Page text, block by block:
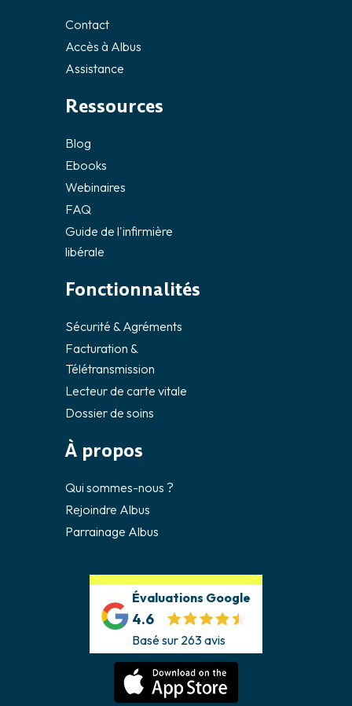
À propos
Qui sommes-nous ?
Rejoindre Albus
Parrainage Albus
Fonctionnalités
Sécurité & Agréments
Facturation &
Télétransmission
Lecteur de carte vitale
Dossier de soins
Ressources
Blog
Ebooks
Webinaires
FAQ
Guide de l'infirmière
libérale
Contact
Accès à Albus
Assistance
Évaluations Google
4.6
Basé sur 263 avis